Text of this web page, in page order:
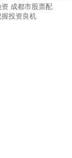
成都市股票配
投资良机